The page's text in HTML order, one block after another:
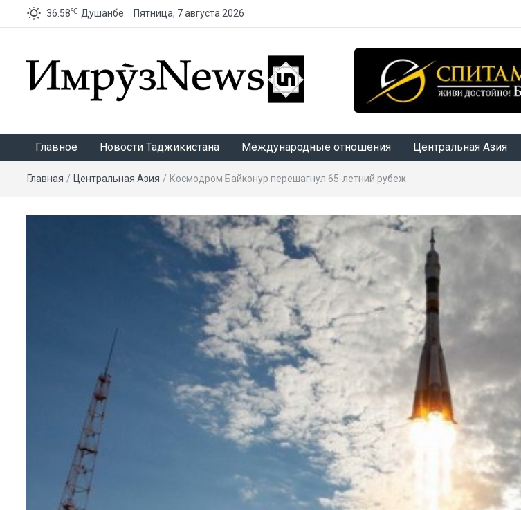
36.58℃ Душанбе Пятница, 7 августа 2026
Главное Новости Таджикистана Международные отношения Центральная Азия
Главная / Центральная Азия / Космодром Байконур перешагнул 65-летний рубеж